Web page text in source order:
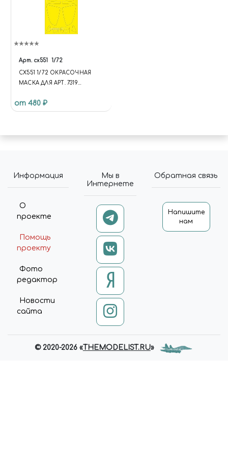
Арт. cx551 1/72
CX551 1/72 ОКРАСОЧНАЯ
МАСКА ДЛЯ АРТ. 7319
от 480 ₽
Информация
О
проекте
Помощь
проекту
Фото
редактор
Новости
сайта
Мы в
Интернете
Обратная связь
Напишите
нам
© 2020-2026 «THEMODELIST.RU»